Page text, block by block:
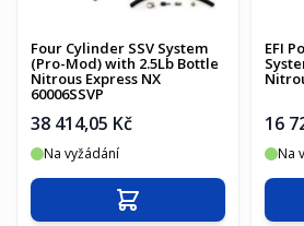
Four Cylinder SSV System
(Pro-Mod) with 2.5Lb Bottle
Nitrous Express NX
60006SSVP
38 414,05 Kč
Na vyžádání
Přidat do košíku
EFI
16
Na